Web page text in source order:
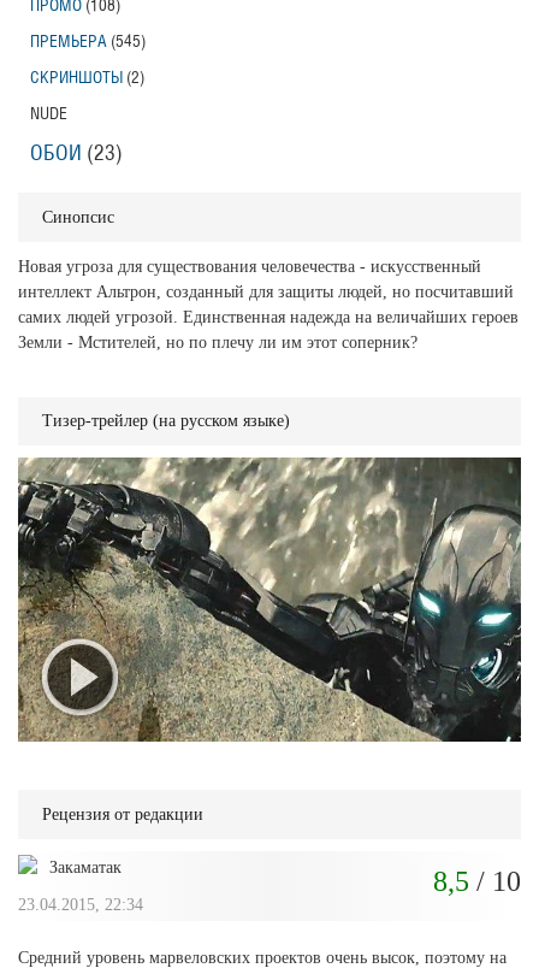
Синопсис
Новая угроза для существования человечества - искусственный
интеллект Альтрон, созданный для защиты людей, но посчитавший
самих людей угрозой. Единственная надежда на величайших героев
Земли - Мстителей, но по плечу ли им этот соперник?
Тизер-трейлер (на русском языке)
Рецензия от редакции
Закаматак
23.04.2015, 22:34
8,5 / 10
Средний уровень марвеловских проектов очень высок, поэтому на
ПРОМО (108)
ПРЕМЬЕРА (545)
СКРИНШОТЫ (2)
NUDE
ОБОИ (23)